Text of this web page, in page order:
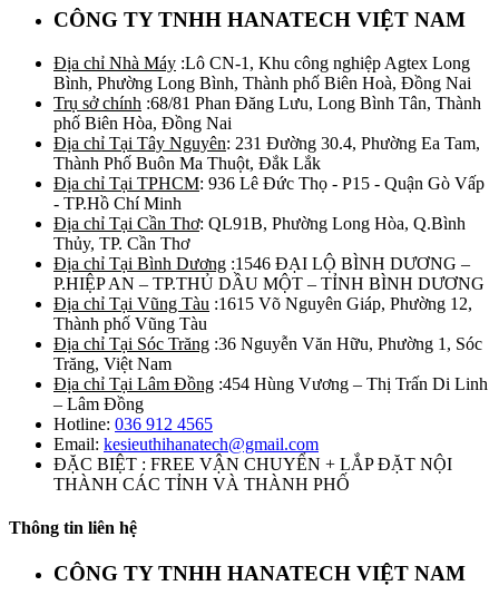
CÔNG TY TNHH HANATECH VIỆT NAM
Địa chỉ Nhà Máy :Lô CN-1, Khu công nghiệp Agtex Long
Bình, Phường Long Bình, Thành phố Biên Hoà, Đồng Nai
Trụ sở chính :68/81 Phan Đăng Lưu, Long Bình Tân, Thành
phố Biên Hòa, Đồng Nai
Địa chỉ Tại Tây Nguyên: 231 Đường 30.4, Phường Ea Tam,
Thành Phố Buôn Ma Thuột, Đắk Lắk
Địa chỉ Tại TPHCM: 936 Lê Đức Thọ - P15 - Quận Gò Vấp
- TP.Hồ Chí Minh
Địa chỉ Tại Cần Thơ: QL91B, Phường Long Hòa, Q.Bình
Thủy, TP. Cần Thơ
Địa chỉ Tại Bình Dương :1546 ĐẠI LỘ BÌNH DƯƠNG –
P.HIỆP AN – TP.THỦ DẦU MỘT – TỈNH BÌNH DƯƠNG
Địa chỉ Tại Vũng Tàu :1615 Võ Nguyên Giáp, Phường 12,
Thành phố Vũng Tàu
Địa chỉ Tại Sóc Trăng :36 Nguyễn Văn Hữu, Phường 1, Sóc
Trăng, Việt Nam
Địa chỉ Tại Lâm Đồng :454 Hùng Vương – Thị Trấn Di Linh
– Lâm Đồng
Hotline: 036 912 4565
Email: kesieuthihanatech@gmail.com
ĐẶC BIỆT : FREE VẬN CHUYỂN + LẮP ĐẶT NỘI
THÀNH CÁC TỈNH VÀ THÀNH PHỐ
Thông tin liên hệ
CÔNG TY TNHH HANATECH VIỆT NAM